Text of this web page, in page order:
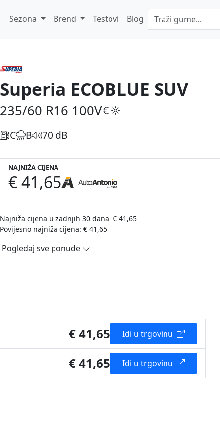
Sezona Brend Testovi Blog
Superia ECOBLUE SUV
235/60 R16 100V
C B 70 dB
NAJNIŽA CIJENA
€ 41,65
Najniža cijena u zadnjih 30 dana: € 41,65
Povijesno najniža cijena: € 41,65
Pogledaj sve ponude
€ 41,65 Idi u trgovinu
€ 41,65 Idi u trgovinu